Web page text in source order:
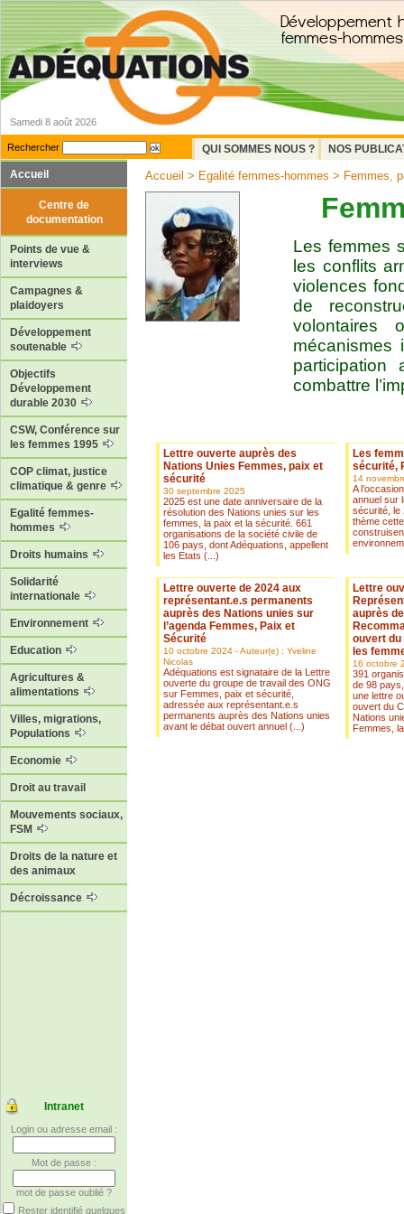
Samedi 8 août 2026
Rechercher QUI SOMMES NOUS ?
NOS
Accueil
Centre de
documentation
Points de vue &
interviews
Campagnes &
plaidoyers
Développement
soutenable
Objectifs
Développement
durable 2030
CSW, Conférence sur
les femmes 1995
COP climat, justice
climatique & genre
Egalité femmes-
hommes
Droits humains
Solidarité
internationale
Environnement
Education
Agricultures &
alimentations
Villes, migrations,
Populations
Economie
Droit au travail
Mouvements sociaux,
FSM
Droits de la nature et
des animaux
Décroissance
Intranet
Login ou adresse email :
Mot de passe :
mot de passe oublié ?
Rester identifié quelques
Accueil > Egalité femmes-hommes > Femmes,
Les femmes
les conflits
violences
de
volontaires
mécanismes
participation
combattre
Lettre ouverte auprès des
Nations Unies Femmes, paix et
sécurité
30 septembre 2025
2025 est une date anniversaire de la
résolution des Nations unies sur les
femmes, la paix et la sécurité. 661
organisations de la société civile de
106 pays, dont Adéquations, appellent
les Etats (...)
Les
sécurité,
14
A
annuel sur
sécurité, le
thème
Lettre ouverte de 2024 aux
représentant.e.s permanents
auprès des Nations unies sur
l’agenda Femmes, Paix et
Sécurité
10 octobre 2024 - Auteur(e) : Yveline
Nicolas
Adéquations est signataire de la Lettre
ouverte du groupe de travail des ONG
sur Femmes, paix et sécurité,
adressée aux représentant.e.s
permanents auprès des Nations unies
avant le débat ouvert annuel (...)
Lettre
auprès
ouvert du
les
16 octobre
391
de 98
une lettre
ouvert du
Nations
Femmes,